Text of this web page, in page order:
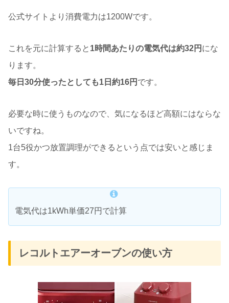
公式サイトより消費電力は1200Wです。
これを元に計算すると 1時間あたりの電気代は約32円 にな
ります。
毎日30分使ったとしても1日約16円 です。
必要な時に使うものなので、気になるほど高額にはならな
いですね。
1台5役かつ放置調理ができるという点では安いと感じま
す。
電気代は1kWh単価27円で計算
レコルトエアーオーブンの使い方